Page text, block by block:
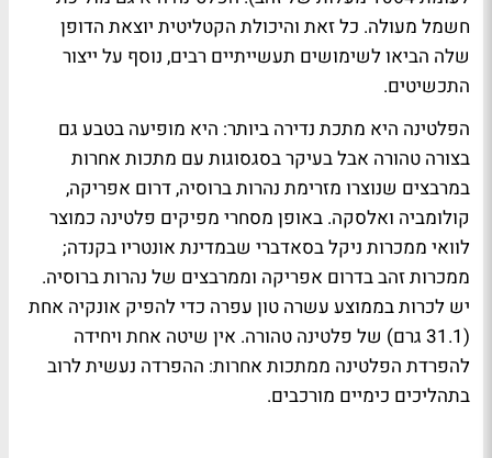
חשמל מעולה. כל זאת והיכולת הקטליטית יוצאת הדופן
שלה הביאו לשימושים תעשייתיים רבים, נוסף על ייצור
התכשיטים.
הפלטינה היא מתכת נדירה ביותר: היא מופיעה בטבע גם
בצורה טהורה אבל בעיקר בסגסוגות עם מתכות אחרות
במרבצים שנוצרו מזרימת נהרות ברוסיה, דרום אפריקה,
קולומביה ואלסקה. באופן מסחרי מפיקים פלטינה כמוצר
לוואי ממכרות ניקל בסאדברי שבמדינת אונטריו בקנדה;
ממכרות זהב בדרום אפריקה וממרבצים של נהרות ברוסיה.
יש לכרות בממוצע עשרה טון עפרה כדי להפיק אונקיה אחת
(31.1 גרם) של פלטינה טהורה. אין שיטה אחת ויחידה
להפרדת הפלטינה ממתכות אחרות: ההפרדה נעשית לרוב
בתהליכים כימיים מורכבים.